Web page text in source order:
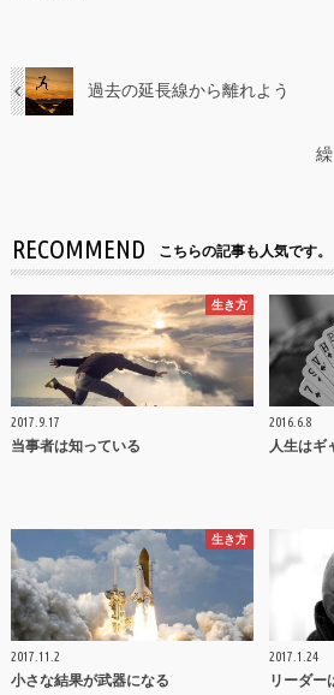
過去の延長線から離れよう
RECOMMEND こちらの記事も人気です。
生き方
2017.9.17
当事者は知っている
2016.6.8
人生はギ
生き方
2017.11.2
小さな結果が武器になる
2017.1.24
リーダー